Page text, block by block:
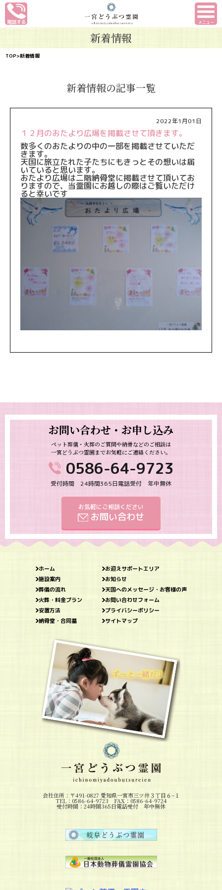
メニュー
新着情報
TOP>新着情報
新着情報の記事一覧
2022年1月01日
１２月のおたより広場を掲載させて頂きます。
数多くのおたよりの中の一部を掲載させていただ
きます。
天国に旅立たれた子たちにもきっとその想いは届
いていると思います。
おたより広場は二階納骨堂に掲載させて頂いてお
りますので、 当霊園にお越しの際はご覧いただけ
ると幸いです
お問い合わせ・お申し込み
ペット葬儀・火葬のご質問や納骨などのご相談は
一宮どうぶつ霊園までお気軽にご連絡ください。
0586-64-9723
受付時間 24時間365日電話受付 年中無休
お気軽にご相談ください
お問い合わせ
会社住所：〒491-0827 愛知県一宮市三ツ井３丁目６−１
TEL：0586-64-9723 FAX：0586-64-9724
受付時間：24時間365日電話受付 年中無休
ホーム
施設案内
葬儀の流れ
火葬・料金プラン
安置方法
納骨堂・合同墓
お迎えサポートエリア
お知らせ
天国へのメッセージ・お客様の声
お問い合わせフォーム
プライバシーポリシー
サイトマップ